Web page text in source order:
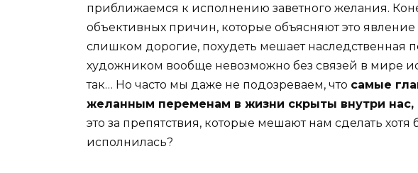
приближаемся к исполнению заветного желания.
объективных причин, которые объясняют это
слишком дорогие, похудеть мешает наследственная
художником вообще невозможно без связей в мире
так… Но часто мы даже не подозреваем, что самые
желанным переменам в жизни скрыты внутри
это за препятствия, которые мешают нам сделать хотя
исполнилась?